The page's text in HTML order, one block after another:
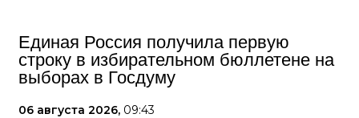
Единая Россия получила первую
строку в избирательном бюллетене на
выборах в Госдуму
06 августа 2026, 09:43